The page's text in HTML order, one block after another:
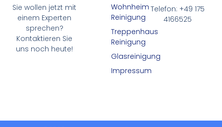
Sie wollen jetzt mit
einem Experten
sprechen?
Kontaktieren Sie
uns noch heute!
Wohnheim
Reinigung
Treppenhaus
Reinigung
Glasreinigung
Impressum
Telefon: +49 175
4166525